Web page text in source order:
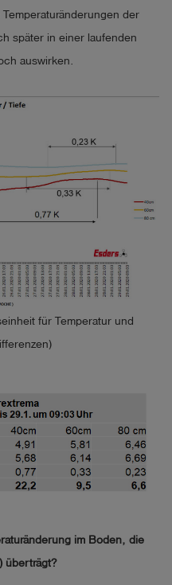
der
später in einer laufenden
auswirken.
für Temperatur und
im Boden, die
überträgt?